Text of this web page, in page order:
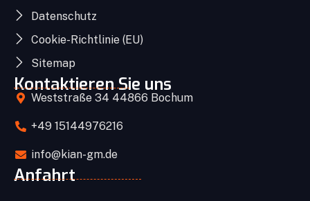
Datenschutz
Cookie-Richtlinie (EU)
Sitemap
Kontaktieren Sie uns
Weststraße 34 44866 Bochum
+49 15144976216
info@kian-gm.de
Anfahrt